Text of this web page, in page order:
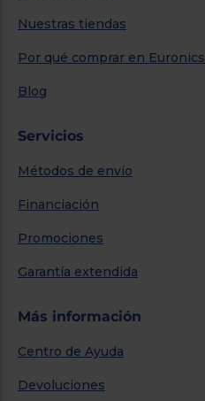
Nuestras tiendas
Por qué comprar en Euronics
Blog
Servicios
Métodos de envío
Financiación
Promociones
Garantía extendida
Más información
Centro de Ayuda
Devoluciones